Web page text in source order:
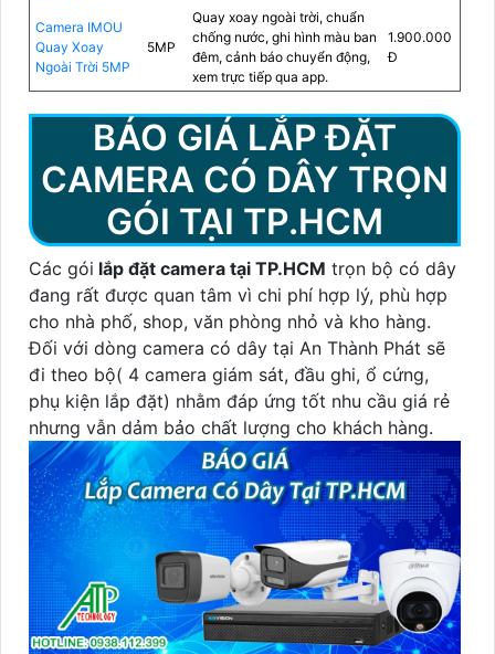
Camera IMOU
Quay Xoay
Ngoài Trời 5MP
5MP
Quay xoay ngoài trời, chuẩn
chống nước, ghi hình màu ban
đêm, cảnh báo chuyển động,
xem trực tiếp qua app.
1.900.000
Đ
BÁO GIÁ LẮP ĐẶT
CAMERA CÓ DÂY TRỌN
GÓI TẠI TP.HCM
Các gói lắp đặt camera tại TP.HCM trọn bộ có dây
đang rất được quan tâm vì chi phí hợp lý, phù hợp
cho nhà phố, shop, văn phòng nhỏ và kho hàng.
Đối với dòng camera có dây tại An Thành Phát sẽ
đi theo bộ( 4 camera giám sát, đầu ghi, ổ cứng,
phụ kiện lắp đặt) nhằm đáp ứng tốt nhu cầu giá rẻ
nhưng vẫn dảm bảo chất lượng cho khách hàng.